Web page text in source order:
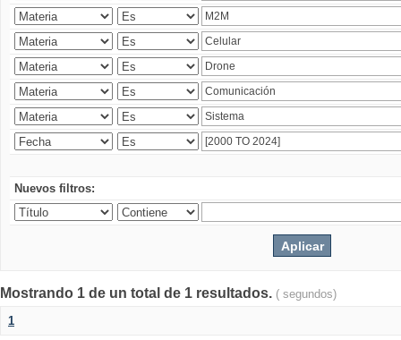
Nuevos filtros:
Mostrando 1 de un total de 1 resultados. ( segundos)
1